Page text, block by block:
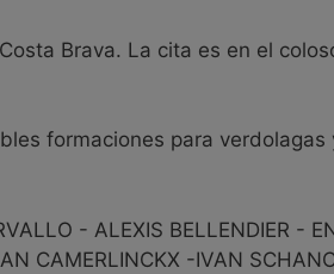
Brava. La cita es en el
formaciones para verdolagas
- ALEXIS BELLENDIER -
CAMERLINCKX -IVAN